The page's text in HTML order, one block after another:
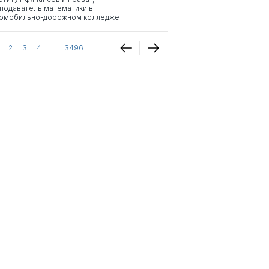
математики в
дорожном колледже
2 3 4 ... 3496